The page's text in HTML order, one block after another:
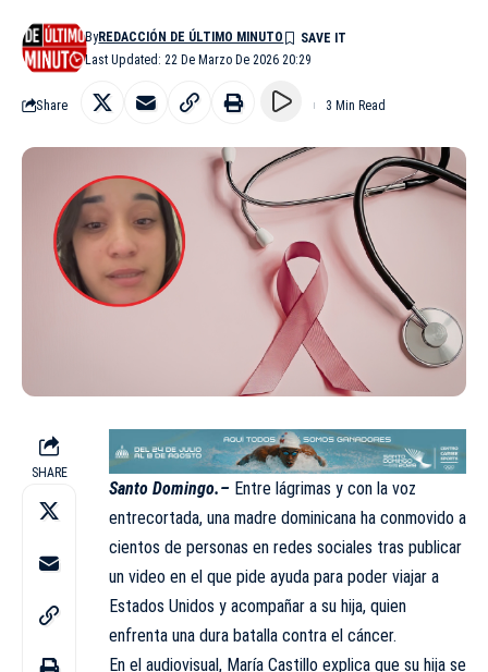
Last Updated: 22 De Marzo De 2026 20:29
ByREDACCIÓN DE ÚLTIMO MINUTO
Share 3 Min Read
SHARE
Santo Domingo.– Entre lágrimas y con la voz
entrecortada, una madre dominicana ha conmovido a
cientos de personas en redes sociales tras publicar
un video en el que pide ayuda para poder viajar a
Estados Unidos y acompañar a su hija, quien
enfrenta una dura batalla contra el cáncer.
En el audiovisual, María Castillo explica que su hija se